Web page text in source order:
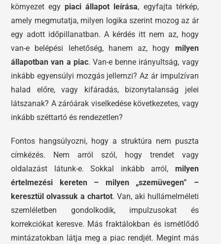
környezet egypiaci állapot leírása, egyfajta térkép,
amely megmutatja, milyen logika szerint mozog az ár
egy adott időpillanatban. A kérdés itt nem az, hogy
van-e belépési lehetőség, hanem az, hogy milyen
állapotban van a piac. Van-e benne irányultság, vagy
inkább egyensúlyi mozgás jellemzi? Az ár impulzívan
halad előre, vagy kifáradás, bizonytalanság jelei
látszanak? A záróárak viselkedése következetes, vagy
inkább széttartó és rendezetlen?
Fontos hangsúlyozni, hogy a struktúra nem puszta
címkézés. Nem arról szól, hogy trendet vagy
oldalazást látunk-e. Sokkal inkább arról, milyen
értelmezési kereten – milyen „szemüvegen” –
keresztül olvassuk a chartot. Van, aki hullámelméleti
szemléletben gondolkodik, impulzusokat és
korrekciókat keresve. Más fraktálokban és ismétlődő
mintázatokban látja meg a piac rendjét. Megint más